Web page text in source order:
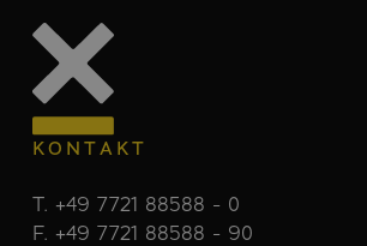
KONTAKT
T. +49 7721 88588 - 0
F. +49 7721 88588 - 90